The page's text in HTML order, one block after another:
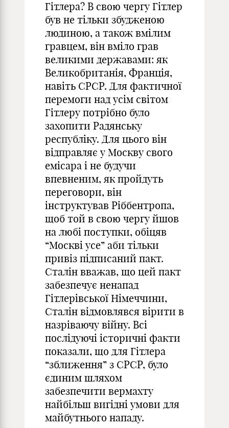
Гітлера? В свою чергу Гітлер
був не тільки збудженою
людиною, а також вмілим
гравцем, він вміло грав
великими державами: як
Великобританія, Франція,
навіть СРСР. Для фактичної
перемоги над усім світом
Гітлеру потрібно було
захопити Радянську
республіку. Для цього він
відправляє у Москву свого
емісара і не будучи
впевненим, як пройдуть
переговори, він
інструктував Ріббентропа,
щоб той в свою чергу йшов
на любі поступки, обіцяв
“Москві усе” аби тільки
привіз підписаний пакт.
Сталін вважав, що цей пакт
забезпечує ненапад
Гітлерівської Німеччини,
Сталін відмовлявся вірити в
назріваючу війну. Всі
послідуючі історичні факти
показали, що для Гітлера
“зближення” з СРСР, було
єдиним шляхом
забезпечити вермахту
найбільш вигідні умови для
майбутнього нападу.